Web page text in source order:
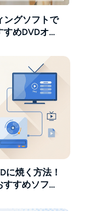
ングソフトで
めDVDオー
に焼く方法！
すめソフト